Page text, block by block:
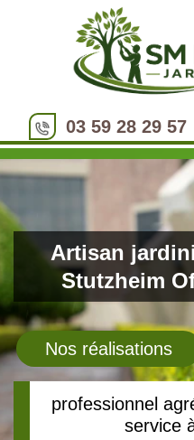
03 59 28 29 57
Artisan
Stutzheim
Nos réalisations
professionnel
service